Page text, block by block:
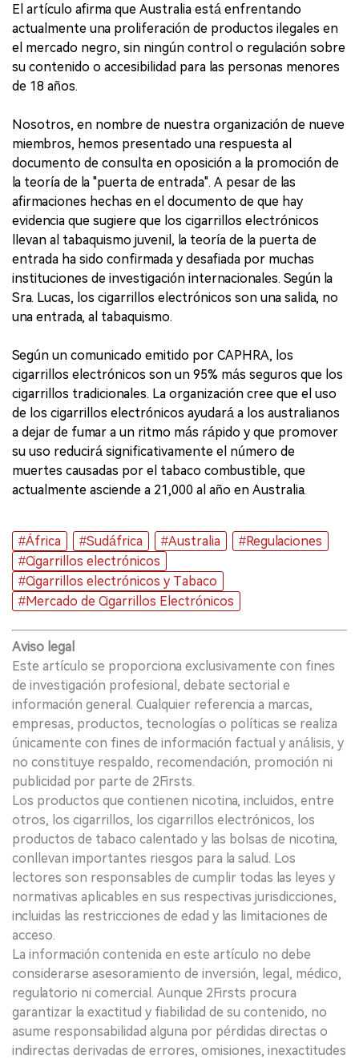
El artículo afirma que Australia está enfrentando
actualmente una proliferación de productos ilegales en
el mercado negro, sin ningún control o regulación sobre
su contenido o accesibilidad para las personas menores
de 18 años.
Nosotros, en nombre de nuestra organización de nueve
miembros, hemos presentado una respuesta al
documento de consulta en oposición a la promoción de
la teoría de la "puerta de entrada". A pesar de las
afirmaciones hechas en el documento de que hay
evidencia que sugiere que los cigarrillos electrónicos
llevan al tabaquismo juvenil, la teoría de la puerta de
entrada ha sido confirmada y desafiada por muchas
instituciones de investigación internacionales. Según la
Sra. Lucas, los cigarrillos electrónicos son una salida, no
una entrada, al tabaquismo.
Según un comunicado emitido por CAPHRA, los
cigarrillos electrónicos son un 95% más seguros que los
cigarrillos tradicionales. La organización cree que el uso
de los cigarrillos electrónicos ayudará a los australianos
a dejar de fumar a un ritmo más rápido y que promover
su uso reducirá significativamente el número de
muertes causadas por el tabaco combustible, que
actualmente asciende a 21,000 al año en Australia.
#África #Sudáfrica #Australia
#Regulaciones
#Cigarrillos electrónicos
#Cigarrillos electrónicos y Tabaco
#Mercado de Cigarrillos Electrónicos
Aviso legal
Este artículo se proporciona exclusivamente con fines
de investigación profesional, debate sectorial e
información general. Cualquier referencia a marcas,
empresas, productos, tecnologías o políticas se realiza
únicamente con fines de información factual y análisis, y
no constituye respaldo, recomendación, promoción ni
publicidad por parte de 2Firsts.
Los productos que contienen nicotina, incluidos, entre
otros, los cigarrillos, los cigarrillos electrónicos, los
productos de tabaco calentado y las bolsas de nicotina,
conllevan importantes riesgos para la salud. Los
lectores son responsables de cumplir todas las leyes y
normativas aplicables en sus respectivas jurisdicciones,
incluidas las restricciones de edad y las limitaciones de
acceso.
La información contenida en este artículo no debe
considerarse asesoramiento de inversión, legal, médico,
regulatorio ni comercial. Aunque 2Firsts procura
garantizar la exactitud y fiabilidad de su contenido, no
asume responsabilidad alguna por pérdidas directas o
indirectas derivadas de errores, omisiones, inexactitudes